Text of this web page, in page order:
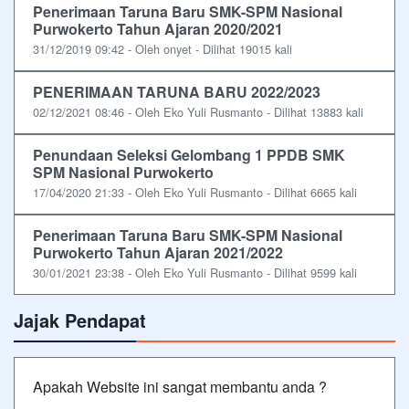
Penerimaan Taruna Baru SMK-SPM Nasional
Purwokerto Tahun Ajaran 2020/2021
31/12/2019 09:42 - Oleh onyet - Dilihat 19015 kali
PENERIMAAN TARUNA BARU 2022/2023
02/12/2021 08:46 - Oleh Eko Yuli Rusmanto - Dilihat 13883 kali
Penundaan Seleksi Gelombang 1 PPDB SMK
SPM Nasional Purwokerto
17/04/2020 21:33 - Oleh Eko Yuli Rusmanto - Dilihat 6665 kali
Penerimaan Taruna Baru SMK-SPM Nasional
Purwokerto Tahun Ajaran 2021/2022
30/01/2021 23:38 - Oleh Eko Yuli Rusmanto - Dilihat 9599 kali
Jajak Pendapat
Apakah Website ini sangat membantu anda ?